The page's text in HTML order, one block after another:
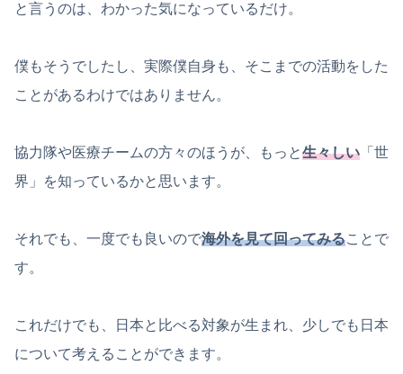
と言うのは、わかった気になっているだけ。
僕もそうでしたし、実際僕自身も、そこまでの活動をした
ことがあるわけではありません。
協力隊や医療チームの方々のほうが、もっと生々しい 「世
界」を知っているかと思います。
それでも、一度でも良いので海外を見て回ってみることで
す。
これだけでも、日本と比べる対象が生まれ、少しでも日本
について考えることができます。